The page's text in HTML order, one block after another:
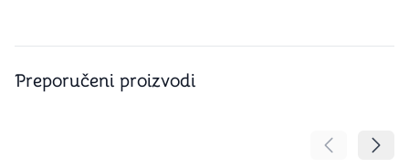
Preporučeni proizvodi
Pomeranje